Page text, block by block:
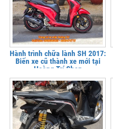
Hành trình chữa lành SH 2017:
Biến xe cũ thành xe mới tại
Hoàng Trí Shop